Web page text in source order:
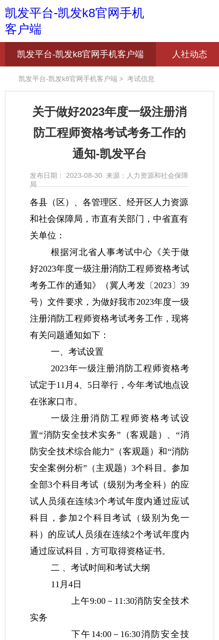
凯发平台-凯发k8官网手机
客户端
凯发平台-凯发k8官网手机客户端 人社动态
凯发平台-凯发k8官网手机客户端 > 考试信息
关于做好2023年度一级注册消
防工程师资格考试考务工作的
通知-凯发平台
发布日期： 2023-08-30 来源：人力资源和社会保障
局
各县（区）、各管理区、经开区人力资源
和社会保障局，市直有关部门，中省直有
关单位：
根据河北省人事考试中心《关于做
好2023年度一级注册消防工程师资格考试
考务工作的通知》（冀人考发〔2023〕39
号）文件要求，为做好我市2023年度一级
注册消防工程师资格考试考务工作，现将
有关问题通知如下：
一、考试设置
2023年一级注册消防工程师资格考
试定于11月4、5日举行 ，今年考试地点设
在张家口市。
一级注册消防工程师资格考试设
置“消防安全技术实务”（客观题）、“消
防安全技术综合能力”（客观题）和“消防
安全案例分析”（主观题）3个科目。参加
全部3个科目考试（级别为考全科）的应
试人员须在连续3个考试年度内通过应试
科目，参加2个科目考试（级别为免一
科）的应试人员须在连续2个考试年度内
通过应试科目，方可取得资格证书。
二 、考试时间和考试大纲
11月4日
上午9:00－11:30消防安全技术
实务
下午14:00－16:30消防安全技